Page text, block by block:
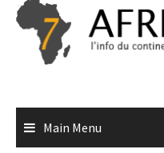
Skip
content
Main Menu